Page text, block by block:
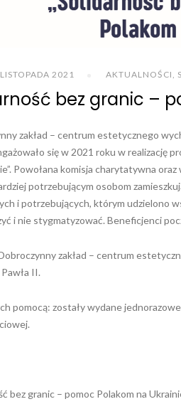
2021 AKTUALNOŚCI,
bez granic –
zakład – centrum estetycznego
się w 2021 roku w realizację
Powołana komisja charytatywna
potrzebującym osobom
i potrzebujących, którym udzielono
i nie stygmatyzować. Beneficjenci
zakład – centrum
II.
pomocą: zostały wydane
bez granic – pomoc Polakom na